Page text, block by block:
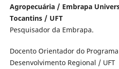
Agropecuária / Embrapa
Tocantins / UFT
Pesquisador da Embrapa.
Docento Orientador do
Desenvolvimento Regional / UFT